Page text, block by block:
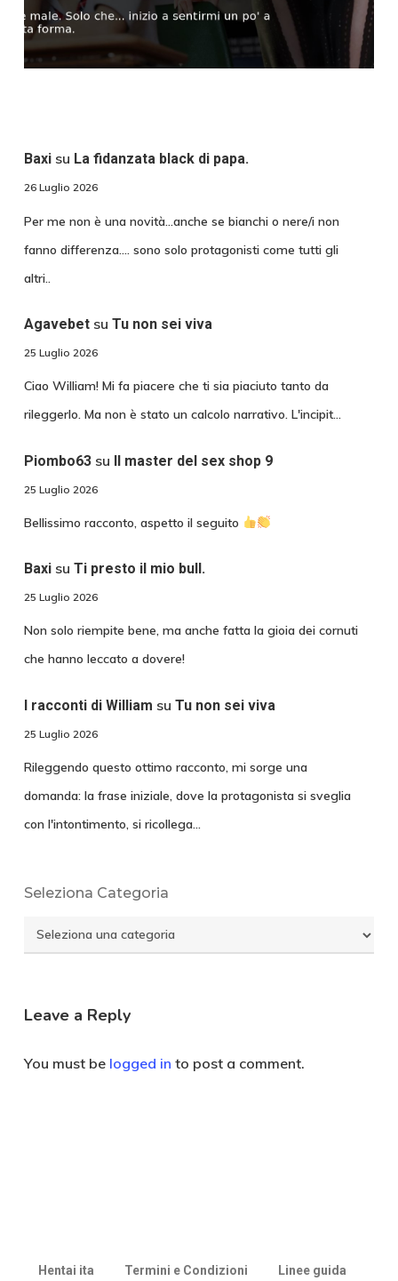
Baxisu La fidanzata black di papa.
26 Luglio 2026
Per me non è una novità...anche se bianchi o nere/i non
fanno differenza.... sono solo protagonisti come tutti gli
altri..
Agavebetsu Tu non sei viva
25 Luglio 2026
Ciao William! Mi fa piacere che ti sia piaciuto tanto da
rileggerlo. Ma non è stato un calcolo narrativo. L'incipit…
Piombo63su Il master del sex shop 9
25 Luglio 2026
Bellissimo racconto, aspetto il seguito
Baxisu Ti presto il mio bull.
25 Luglio 2026
Non solo riempite bene, ma anche fatta la gioia dei cornuti
che hanno leccato a dovere!
I racconti di William su Tu non sei viva
25 Luglio 2026
Rileggendo questo ottimo racconto, mi sorge una
domanda: la frase iniziale, dove la protagonista si sveglia
con l'intontimento, si ricollega…
Seleziona Categoria
Seleziona
Categoria
Leave a Reply
You must be logged in to post a comment.
Hentai ita Termini e Condizioni Linee guida